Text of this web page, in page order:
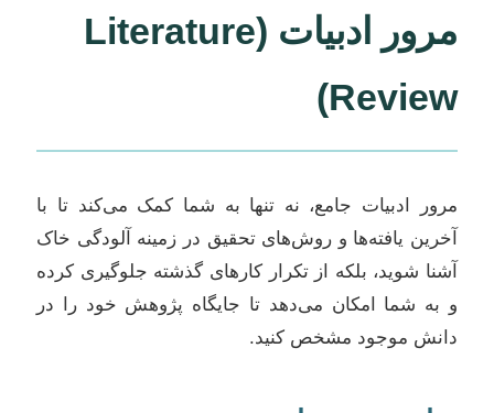
مرور ادبیات (Literature
Review)
مرور ادبیات جامع، نه تنها به شما کمک می‌کند تا با
آخرین یافته‌ها و روش‌های تحقیق در زمینه آلودگی خاک
آشنا شوید، بلکه از تکرار کارهای گذشته جلوگیری کرده
و به شما امکان می‌دهد تا جایگاه پژوهش خود را در
دانش موجود مشخص کنید.